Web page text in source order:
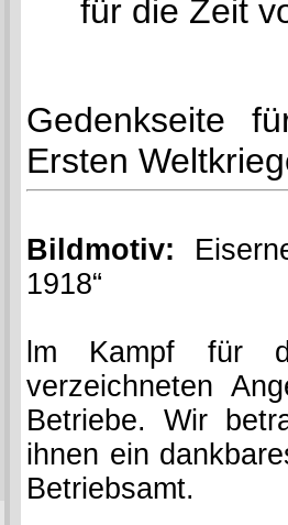
für die Zeit
Gedenkseite
Ersten
Bildmotiv:
1918“
lm Kampf für
verzeichneten
Betriebe. Wir
ihnen ein
Betriebsamt.